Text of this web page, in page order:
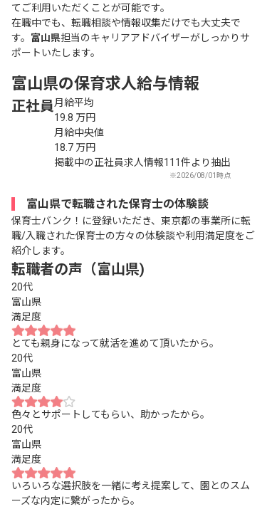
てご利用いただくことが可能です。
在職中でも、転職相談や情報収集だけでも大丈夫で
す。 富山県担当のキャリアアドバイザーがしっかりサ
ポートいたします。
富山県の保育求人給与情報
正社員月給平均
19.8 万円
月給中央値
18.7 万円
掲載中の正社員求人情報111件より抽出
※2026/08/01時点
富山県で転職された保育士の体験談
保育士バンク！に登録いただき、東京都の事業所に転
職/入職された保育士の方々の体験談や利用満足度をご
紹介します。
転職者の声（富山県)
20代
富山県
満足度
とても親身になって就活を進めて頂いたから。
20代
富山県
満足度
色々とサポートしてもらい、助かったから。
20代
富山県
満足度
いろいろな選択肢を一緒に考え提案して、園とのスム
ーズな内定に繋がったから。